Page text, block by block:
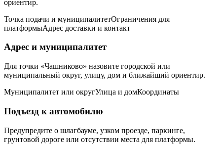
ориентир.
Точка подачи и муниципалитетОграничения для
платформыАдрес доставки и контакт
Адрес и муниципалитет
Для точки «Чашниково» назовите городской или
муниципальный округ, улицу, дом и ближайший ориентир.
Муниципалитет или округУлица и домКоординаты
Подъезд к автомобилю
Предупредите о шлагбауме, узком проезде, паркинге,
грунтовой дороге или отсутствии места для платформы.